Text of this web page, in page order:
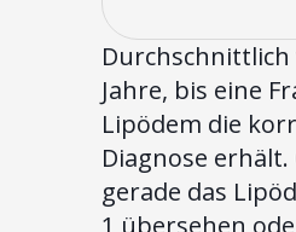
Durchschnittlich
Jahre, bis eine
Lipödem die
Diagnose
gerade das